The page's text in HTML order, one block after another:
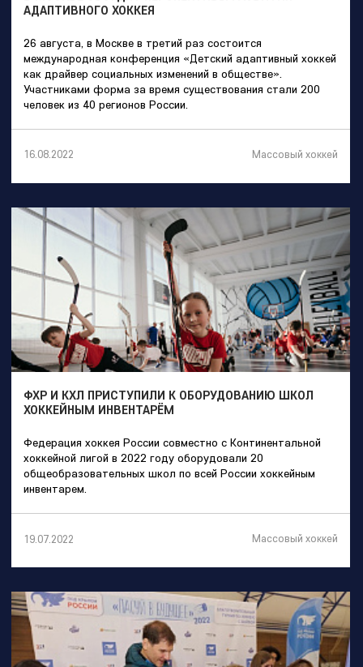
АДАПТИВНОГО ХОККЕЯ
26 августа, в Москве в третий раз состоится
международная конференция «Детский адаптивный хоккей
как драйвер социальных изменений в обществе».
Участниками форма за время существования стали 200
человек из 40 регионов России.
16.08.2022 Массовый хоккей
ФХР И КХЛ ПРИСТУПИЛИ К ОБОРУДОВАНИЮ ШКОЛ
ХОККЕЙНЫМ ИНВЕНТАРЁМ
Федерация хоккея России совместно с Континентальной
хоккейной лигой в 2022 году оборудовали 20
общеобразовательных школ по всей России хоккейным
инвентарем.
19.07.2022 Массовый хоккей